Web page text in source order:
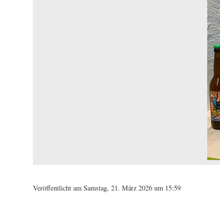
Veröffentlicht am Samstag, 21. März 2026 um 15:59